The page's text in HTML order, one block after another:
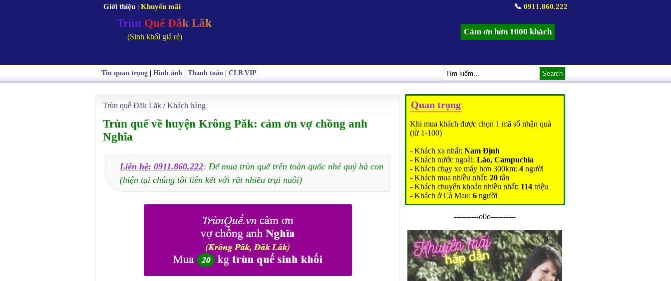
Giới thiệu | Khuyến mãi 📞 0911.860.222
Trùn Quế Đăk Lăk
(Sinh khối giá rẻ)
Cảm ơn hơn 1000 khách
Tin quan trọng| Hình ảnh| Thanh toán| CLB VIP
Trùn quế Đăk Lăk /Khách hàng
Trùn quế về huyện Krông Păk: cảm ơn vợ chồng anh
Nghĩa
Liên hệ: 0911.860.222: Để mua trùn quế trên toàn quốc nhé quý bà con
(hiện tại chúng tôi liên kết với rất nhiều trại nuôi)
Quan trọng
Khi mua khách được chọn 1 mã số nhận quà
(từ 1-100)
- Khách xa nhất: Nam Định
- Khách nước ngoài: Lào, Campuchia
- Khách chạy xe máy hơn 300km: 4 người
- Khách mua nhiều nhất: 20 tấn
- Khách chuyển khoản nhiều nhất: 114 triệu
- Khách ở Cà Mau: 6 người
----------o0o----------